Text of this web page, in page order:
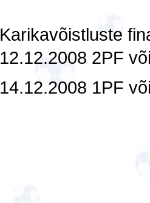
Karikavõistluste
12.12.2008 2PF
14.12.2008 1PF